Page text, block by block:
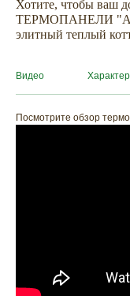
Хотите, чтобы ваш
ТЕРМОПАНЕЛИ
элитный теплый
Видео
Посмотрите обзор
стоимость